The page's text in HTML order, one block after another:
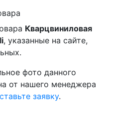
Кварцвиниловая
, указанные на сайте,
фото данного
от нашего менеджера
заявку.